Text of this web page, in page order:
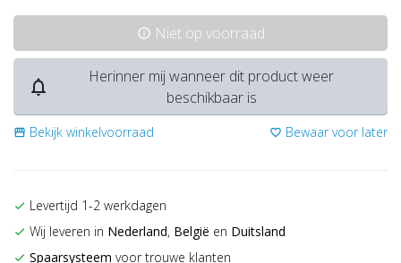
info Niet op voorraad
notifications_none
Herinner mij wanneer dit product weer
beschikbaar is
storefront Bekijk winkelvoorraad favorite_border Bewaar voor later
check Levertijd 1-2 werkdagen
check Wij leveren in Nederland, België en Duitsland
check Spaarsysteem voor trouwe klanten